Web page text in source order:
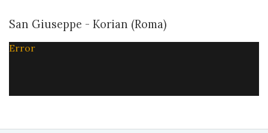
San Giuseppe - Korian (Roma)
Error